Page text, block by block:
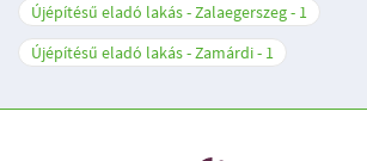
Újépítésű eladó lakás - Zalaegerszeg
1
Újépítésű eladó lakás - Zamárdi
1